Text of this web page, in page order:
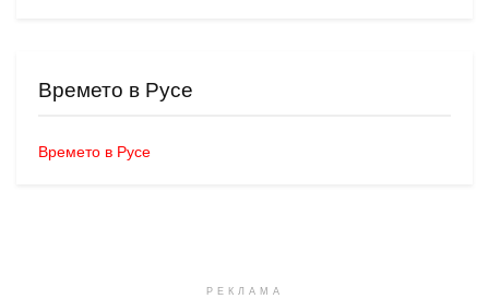
Времето в Русе
Времето в Русе
РЕКЛАМА